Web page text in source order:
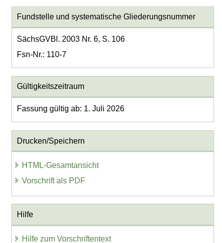
Fundstelle und systematische Gliederungsnummer
SächsGVBl. 2003 Nr. 6, S. 106
Fsn-Nr.: 110-7
Gültigkeitszeitraum
Fassung gültig ab: 1. Juli 2026
Drucken/Speichern
HTML-Gesamtansicht
Vorschrift als PDF
Hilfe
Hilfe zum Vorschriftentext